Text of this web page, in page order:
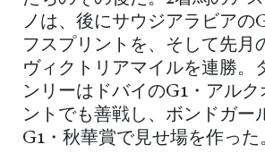
ノは、後にサウジアラビアの
フスプリントを、そして先月
ヴィクトリアマイルを連勝。
ンリーはドバイのG1・アルク
ントでも善戦し、ボンドガー
G1・秋華賞で見せ場を作った